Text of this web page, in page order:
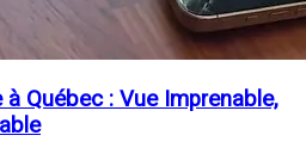
à Québec : Vue Imprenable,